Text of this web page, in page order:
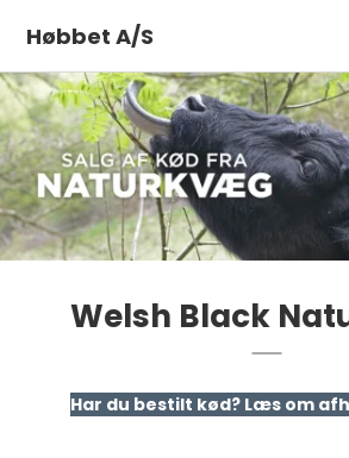
Høbbet A/S
Welsh Black
Har du bestilt kød? Læs om